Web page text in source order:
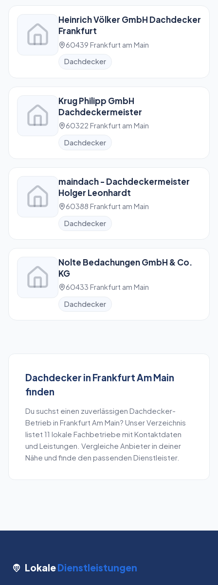
Heinrich Völker GmbH Dachdecker
Frankfurt
60439 Frankfurt am Main
Dachdecker
Krug Philipp GmbH
Dachdeckermeister
60322 Frankfurt am Main
Dachdecker
maindach - Dachdeckermeister
Holger Leonhardt
60388 Frankfurt am Main
Dachdecker
Nolte Bedachungen GmbH & Co.
KG
60433 Frankfurt am Main
Dachdecker
Dachdecker in Frankfurt Am Main
finden
Du suchst einen zuverlässigen Dachdecker-
Betrieb in Frankfurt Am Main? Unser Verzeichnis
listet 11 lokale Fachbetriebe mit Kontaktdaten
und Leistungen. Vergleiche Anbieter in deiner
Nähe und finde den passenden Dienstleister.
LokaleDienstleistungen